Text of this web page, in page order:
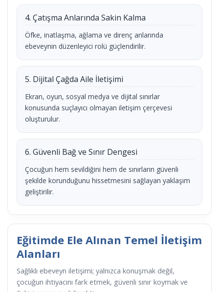
4. Çatışma Anlarında Sakin Kalma
Öfke, inatlaşma, ağlama ve direnç anlarında
ebeveynin düzenleyici rolü güçlendirilir.
5. Dijital Çağda Aile İletişimi
Ekran, oyun, sosyal medya ve dijital sınırlar
konusunda suçlayıcı olmayan iletişim çerçevesi
oluşturulur.
6. Güvenli Bağ ve Sınır Dengesi
Çocuğun hem sevildiğini hem de sınırların güvenli
şekilde korunduğunu hissetmesini sağlayan yaklaşım
geliştirilir.
Eğitimde Ele Alınan Temel İletişim
Alanları
Sağlıklı ebeveyn iletişimi; yalnızca konuşmak değil,
çocuğun ihtiyacını fark etmek, güvenli sınır koymak ve